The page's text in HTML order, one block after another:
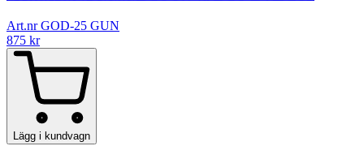
Art.nr GOD-25 GUN
875 kr
Lägg i kundvagn